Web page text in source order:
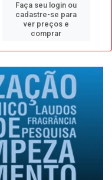
Faça seu login ou
cadastre-se para
ver preços e
comprar